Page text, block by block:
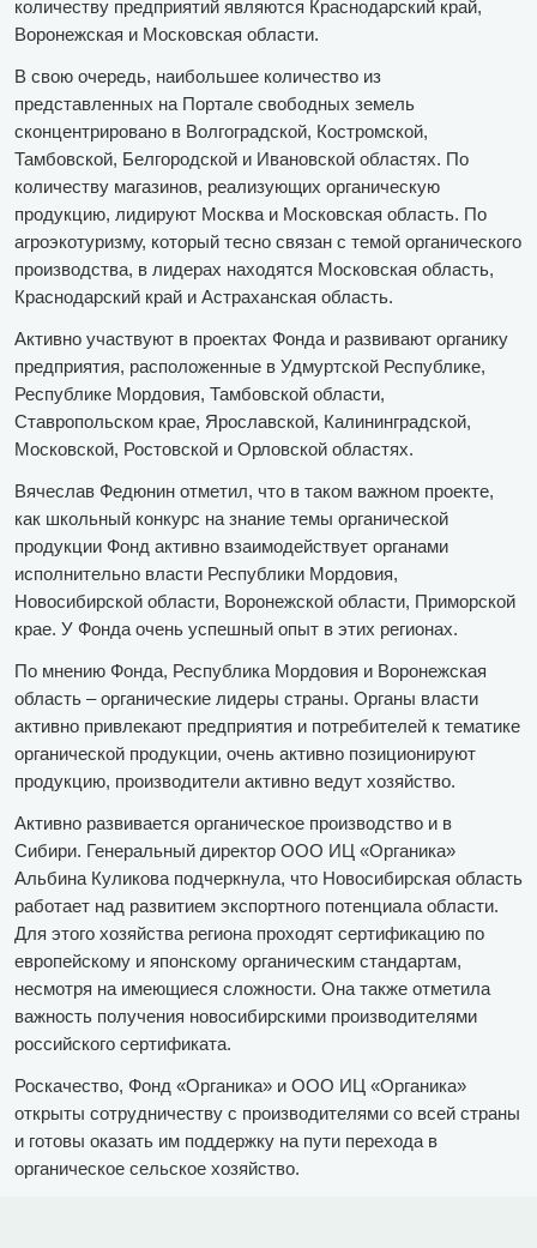
количеству предприятий являются Краснодарский край,
Воронежская и Московская области.
В свою очередь, наибольшее количество из
представленных на Портале свободных земель
сконцентрировано в Волгоградской, Костромской,
Тамбовской, Белгородской и Ивановской областях. По
количеству магазинов, реализующих органическую
продукцию, лидируют Москва и Московская область. По
агроэкотуризму, который тесно связан с темой органического
производства, в лидерах находятся Московская область,
Краснодарский край и Астраханская область.
Активно участвуют в проектах Фонда и развивают органику
предприятия, расположенные в Удмуртской Республике,
Республике Мордовия, Тамбовской области,
Ставропольском крае, Ярославской, Калининградской,
Московской, Ростовской и Орловской областях.
Вячеслав Федюнин отметил, что в таком важном проекте,
как школьный конкурс на знание темы органической
продукции Фонд активно взаимодействует органами
исполнительно власти Республики Мордовия,
Новосибирской области, Воронежской области, Приморской
крае. У Фонда очень успешный опыт в этих регионах.
По мнению Фонда, Республика Мордовия и Воронежская
область – органические лидеры страны. Органы власти
активно привлекают предприятия и потребителей к тематике
органической продукции, очень активно позиционируют
продукцию, производители активно ведут хозяйство.
Активно развивается органическое производство и в
Сибири. Генеральный директор ООО ИЦ «Органика»
Альбина Куликова подчеркнула, что Новосибирская область
работает над развитием экспортного потенциала области.
Для этого хозяйства региона проходят сертификацию по
европейскому и японскому органическим стандартам,
несмотря на имеющиеся сложности. Она также отметила
важность получения новосибирскими производителями
российского сертификата.
Роскачество, Фонд «Органика» и ООО ИЦ «Органика»
открыты сотрудничеству с производителями со всей страны
и готовы оказать им поддержку на пути перехода в
органическое сельское хозяйство.